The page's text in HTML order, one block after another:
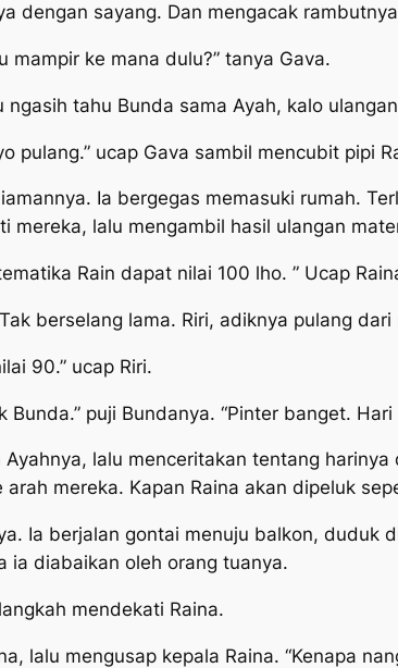
dengan sayang. Dan mengacak
mampir ke mana dulu?” tanya Gava.
ngasih tahu Bunda sama Ayah, kalo
pulang.” ucap Gava sambil mencubit pipi
Ia bergegas memasuki rumah.
mereka, lalu mengambil hasil ulangan
Rain dapat nilai 100 lho. ” Ucap
berselang lama. Riri, adiknya pulang
90.” ucap Riri.
Bunda.” puji Bundanya. “Pinter banget.
lalu menceritakan tentang
mereka. Kapan Raina akan dipeluk
Ia berjalan gontai menuju balkon, duduk
ia diabaikan oleh orang tuanya.
mendekati Raina.
lalu mengusap kepala Raina. “Kenapa